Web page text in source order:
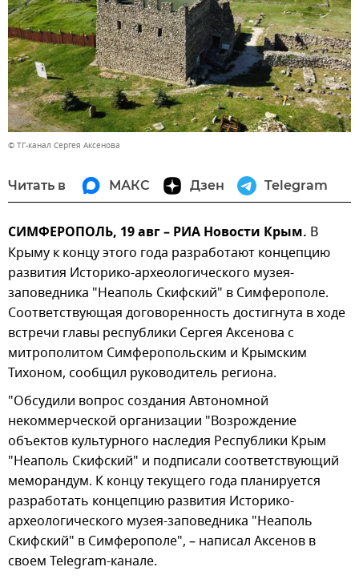
© ТГ-канал Сергея Аксенова
Читать в МАКС Дзен Telegram
СИМФЕРОПОЛЬ, 19 авг – РИА Новости Крым. В
Крыму к концу этого года разработают концепцию
развития Историко-археологического музея-
заповедника "Неаполь Скифский" в Симферополе.
Соответствующая договоренность достигнута в ходе
встречи главы республики Сергея Аксенова с
митрополитом Симферопольским и Крымским
Тихоном, сообщил руководитель региона.
"Обсудили вопрос создания Автономной
некоммерческой организации "Возрождение
объектов культурного наследия Республики Крым
"Неаполь Скифский" и подписали соответствующий
меморандум. К концу текущего года планируется
разработать концепцию развития Историко-
археологического музея-заповедника "Неаполь
Скифский" в Симферополе", – написал Аксенов в
своем Telegram-канале.